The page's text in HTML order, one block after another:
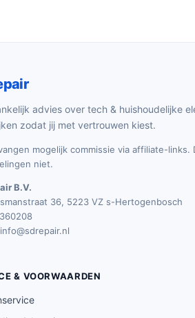
advies over tech & huishoudelijke
zodat jij met vertrouwen kiest.
mogelijk commissie via affiliate-links.
niet.
B.V.
36, 5223 VZ s-Hertogenbosch
info@sdrepair.nl
& VOORWAARDEN